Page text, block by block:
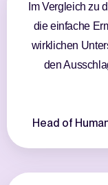
Im Vergleich zu
die einfache
wirklichen
den
Head of